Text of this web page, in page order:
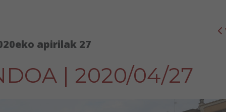
apirilak 27
| 2020/04/27